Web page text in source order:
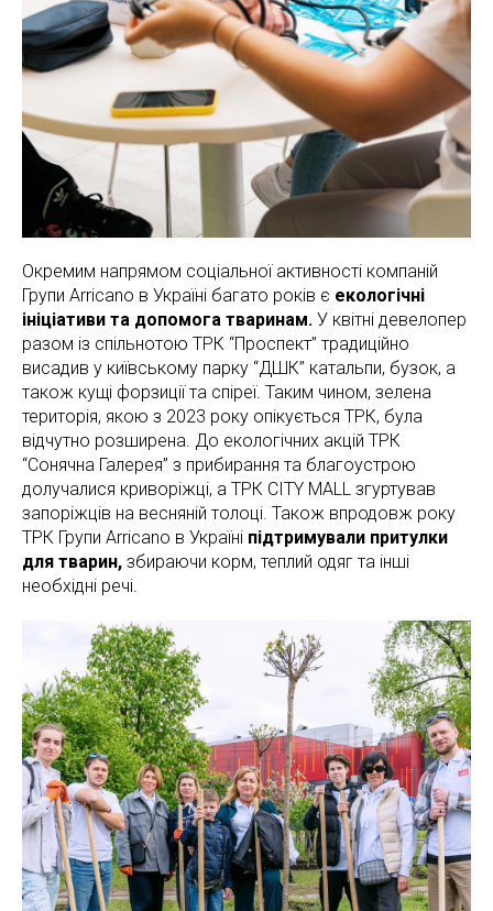
Окремим напрямом соціальної активності компаній
Групи Arricano в Україні багато років є екологічні
ініціативи та допомога тваринам. У квітні девелопер
разом із спільнотою ТРК “Проспект” традиційно
висадив у київському парку “ДШК” катальпи, бузок, а
також кущі форзиції та спіреї. Таким чином, зелена
територія, якою з 2023 року опікується ТРК, була
відчутно розширена. До екологічних акцій ТРК
“Сонячна Галерея” з прибирання та благоустрою
долучалися криворіжці, а ТРК CITY MALL згуртував
запоріжців на весняній толоці. Також впродовж року
ТРК Групи Arricano в Україні підтримували притулки
для тварин, збираючи корм, теплий одяг та інші
необхідні речі.